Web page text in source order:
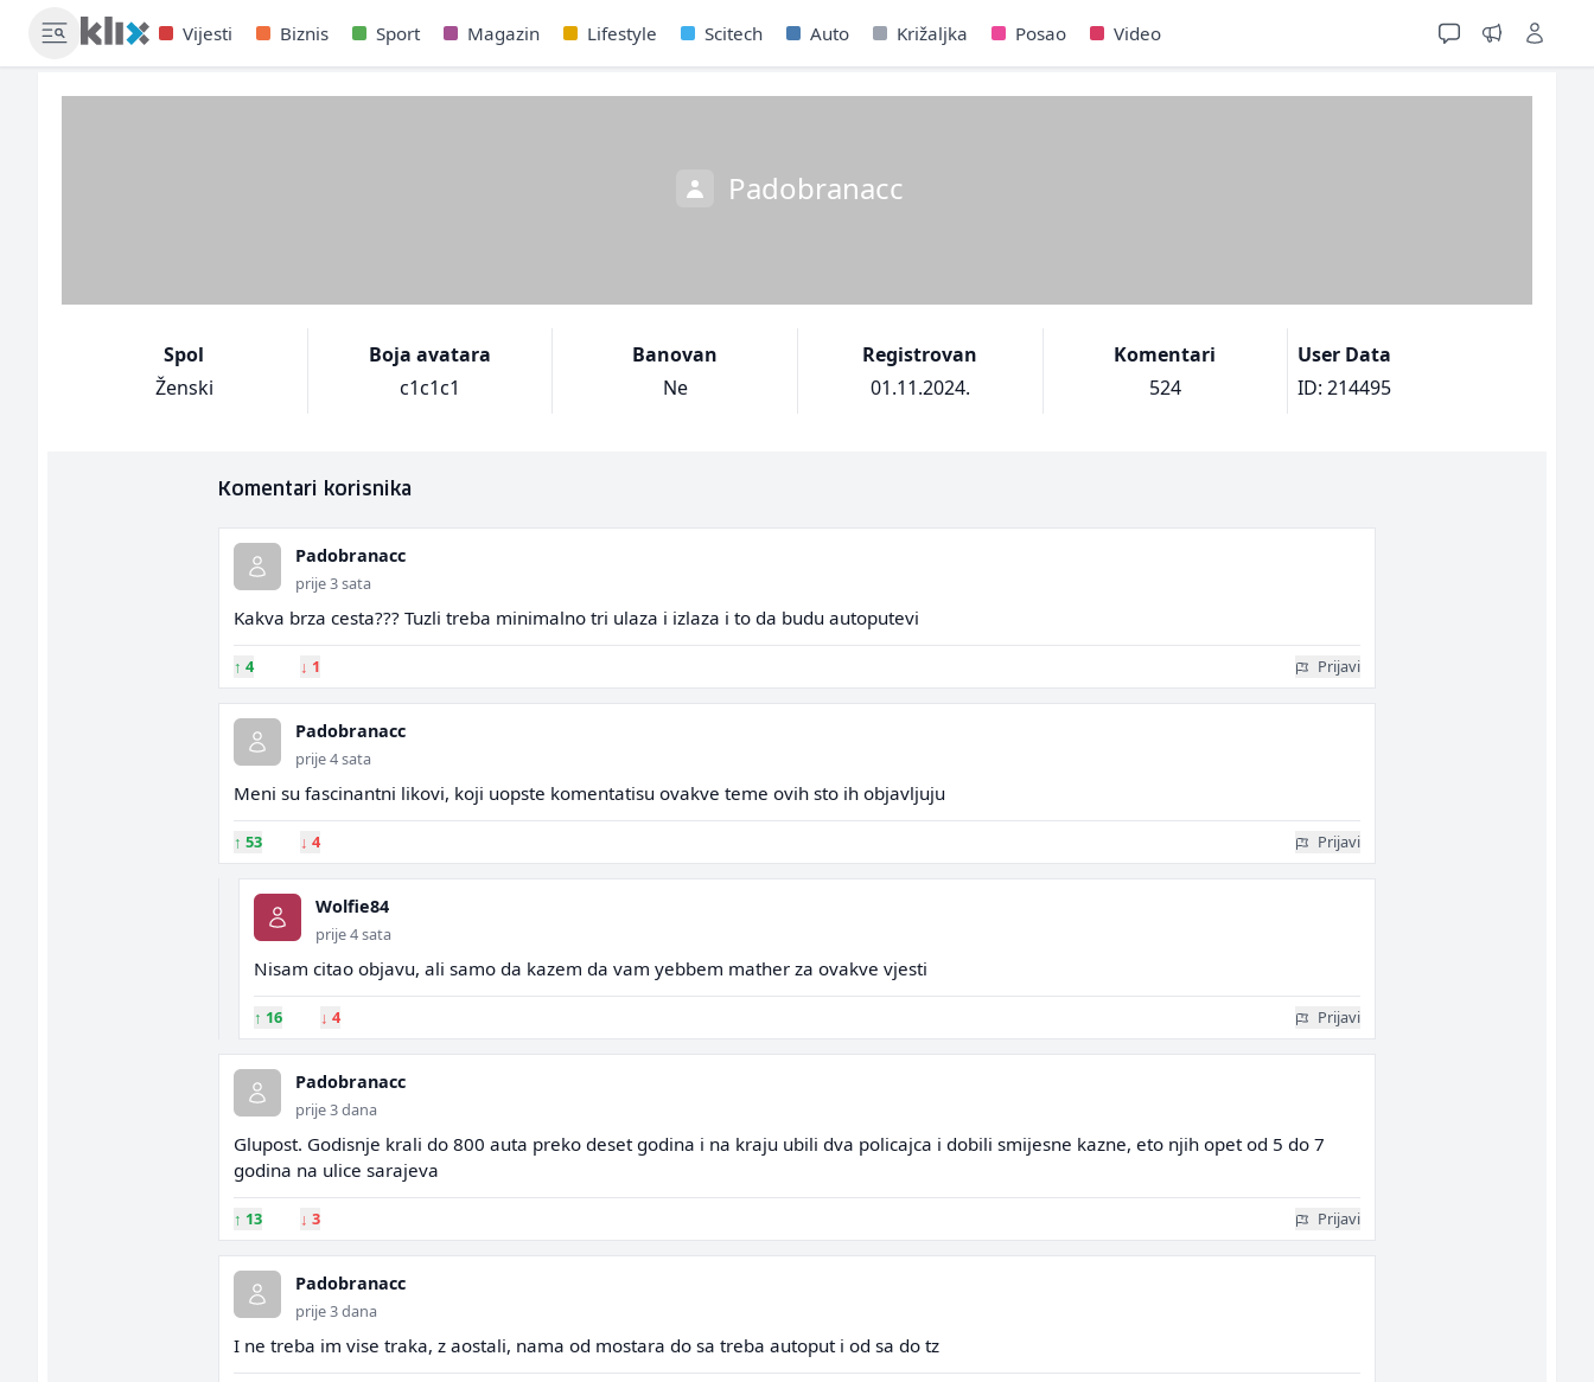
Vijesti Biznis Sport Magazin Lifestyle Scitech Auto Križaljka Posao Video
Padobranacc
Spol
Ženski
Boja avatara
c1c1c1
Banovan
Ne
Registrovan
01.11.2024.
Komentari
524
User Data
ID: 214495
Komentari korisnika
Padobranacc
prije 3 sata
Kakva brza cesta??? Tuzli treba minimalno tri ulaza i izlaza i to da budu autoputevi
↑ 4 ↓ 1 Prijavi
Padobranacc
prije 4 sata
Meni su fascinantni likovi, koji uopste komentatisu ovakve teme ovih sto ih objavljuju
↑ 53 ↓ 4 Prijavi
Wolfie84
prije 4 sata
Nisam citao objavu, ali samo da kazem da vam yebbem mather za ovakve vjesti
↑ 16 ↓ 4 Prijavi
Padobranacc
prije 3 dana
Glupost. Godisnje krali do 800 auta preko deset godina i na kraju ubili dva policajca i dobili smijesne kazne, eto njih opet od 5 do 7
godina na ulice sarajeva
↑ 13 ↓ 3 Prijavi
Padobranacc
prije 3 dana
I ne treba im vise traka, z aostali, nama od mostara do sa treba autoput i od sa do tz